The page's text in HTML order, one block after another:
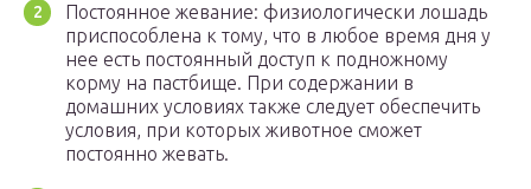
Постоянное жевание: физиологически лошадь
приспособлена к тому, что в любое время дня у
нее есть постоянный доступ к подножному
корму на пастбище. При содержании в
домашних условиях также следует обеспечить
условия, при которых животное сможет
постоянно жевать.